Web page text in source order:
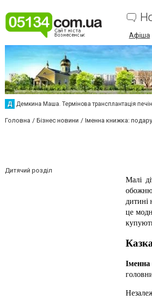
Афіша
Д Демкина Маша. Термінова трансплантація
Головна Бізнес новини Іменна книжка:
Дитячий розділ
Малі
дитині
це
Іменна